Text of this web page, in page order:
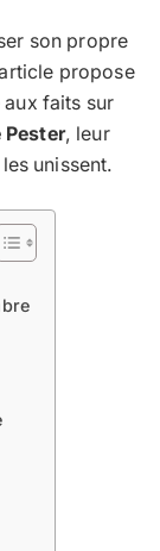
son propre
propose
faits sur
Pester, leur
unissent.